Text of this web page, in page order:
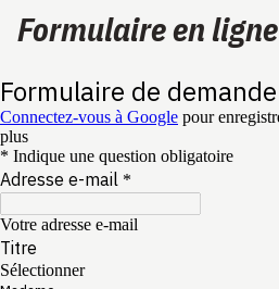
Formulaire en ligne